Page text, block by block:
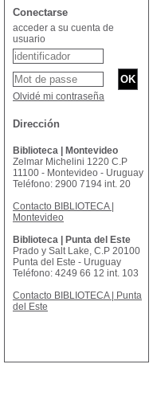
Conectarse
acceder a su cuenta de
usuario
Olvidé mi contraseña
Dirección
Biblioteca | Montevideo
Zelmar Michelini 1220 C.P
11100 - Montevideo - Uruguay
Teléfono: 2900 7194 int. 20
Contacto BIBLIOTECA |
Montevideo
Biblioteca | Punta del Este
Prado y Salt Lake, C.P 20100
Punta del Este - Uruguay
Teléfono: 4249 66 12 int. 103
Contacto BIBLIOTECA | Punta
del Este